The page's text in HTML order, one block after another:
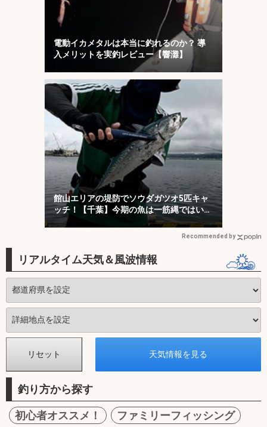
電動イカメタルは本当に釣れるのか？ 導
入メリットを実釣レビュー【響灘】
館山エリアの堤防でソウダガツオ5匹キャ
ッチ！【千葉】今期の魚は一筋縄ではいか
ない？
Recommended by
リアルタイム天気＆風波情報
釣り方から探す
初心者オススメ！
ファミリーフィッシング